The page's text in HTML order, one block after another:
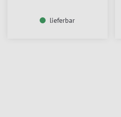
lieferbar